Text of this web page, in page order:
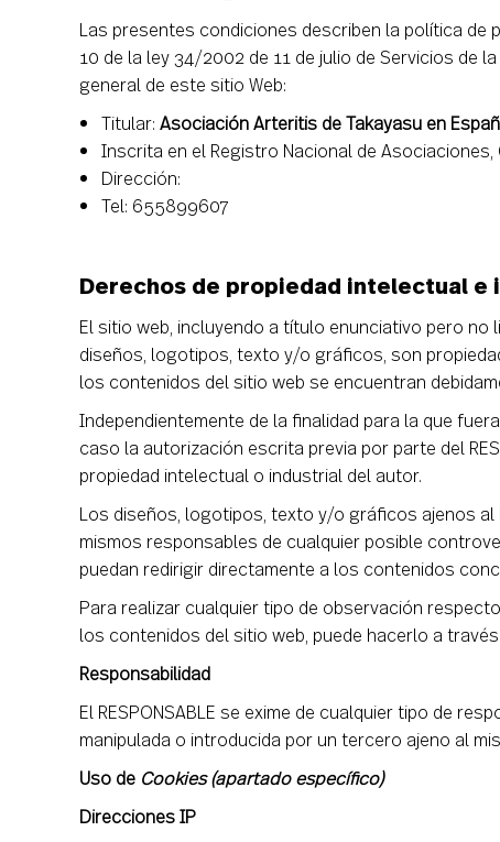
Las presentes condiciones describen la política de
10 de la ley 34/2002 de 11 de julio de Servicios de
general de este sitio Web:
Titular: Asociación Arteritis de Takayasu en
Inscrita en el Registro Nacional de Asociaciones,
Dirección:
Tel: 655899607
Derechos de propiedad intelectual e
El sitio web, incluyendo a título enunciativo pero
diseños, logotipos, texto y/o gráficos, son
los contenidos del sitio web se encuentran
Independientemente de la finalidad para la que
caso la autorización escrita previa por parte del
propiedad intelectual o industrial del autor.
Los diseños, logotipos, texto y/o gráficos ajenos al
mismos responsables de cualquier posible
puedan redirigir directamente a los contenidos
Para realizar cualquier tipo de observación
los contenidos del sitio web, puede hacerlo a
Responsabilidad
El RESPONSABLE se exime de cualquier tipo de
manipulada o introducida por un tercero ajeno al
Uso de Cookies (apartado específico)
Direcciones IP